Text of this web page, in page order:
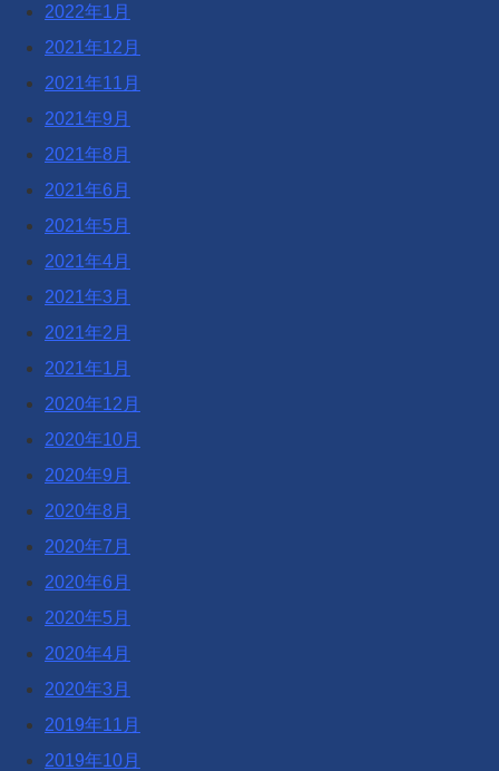
2022年1月
2021年12月
2021年11月
2021年9月
2021年8月
2021年6月
2021年5月
2021年4月
2021年3月
2021年2月
2021年1月
2020年12月
2020年10月
2020年9月
2020年8月
2020年7月
2020年6月
2020年5月
2020年4月
2020年3月
2019年11月
2019年10月